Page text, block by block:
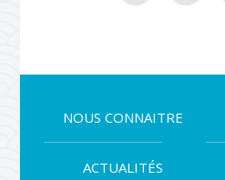
NOUS CONNAITRE
ACTUALITÉS